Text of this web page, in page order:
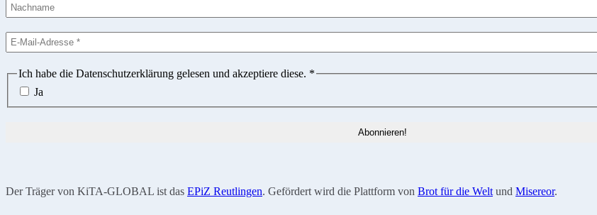
Ich habe die Datenschutzerklärung gelesen und akzeptiere diese. *
Ja
Der Träger von KiTA-GLOBAL ist das EPiZ Reutlingen. Gefördert wird die Plattform von Brot für die Weltund Misereor.